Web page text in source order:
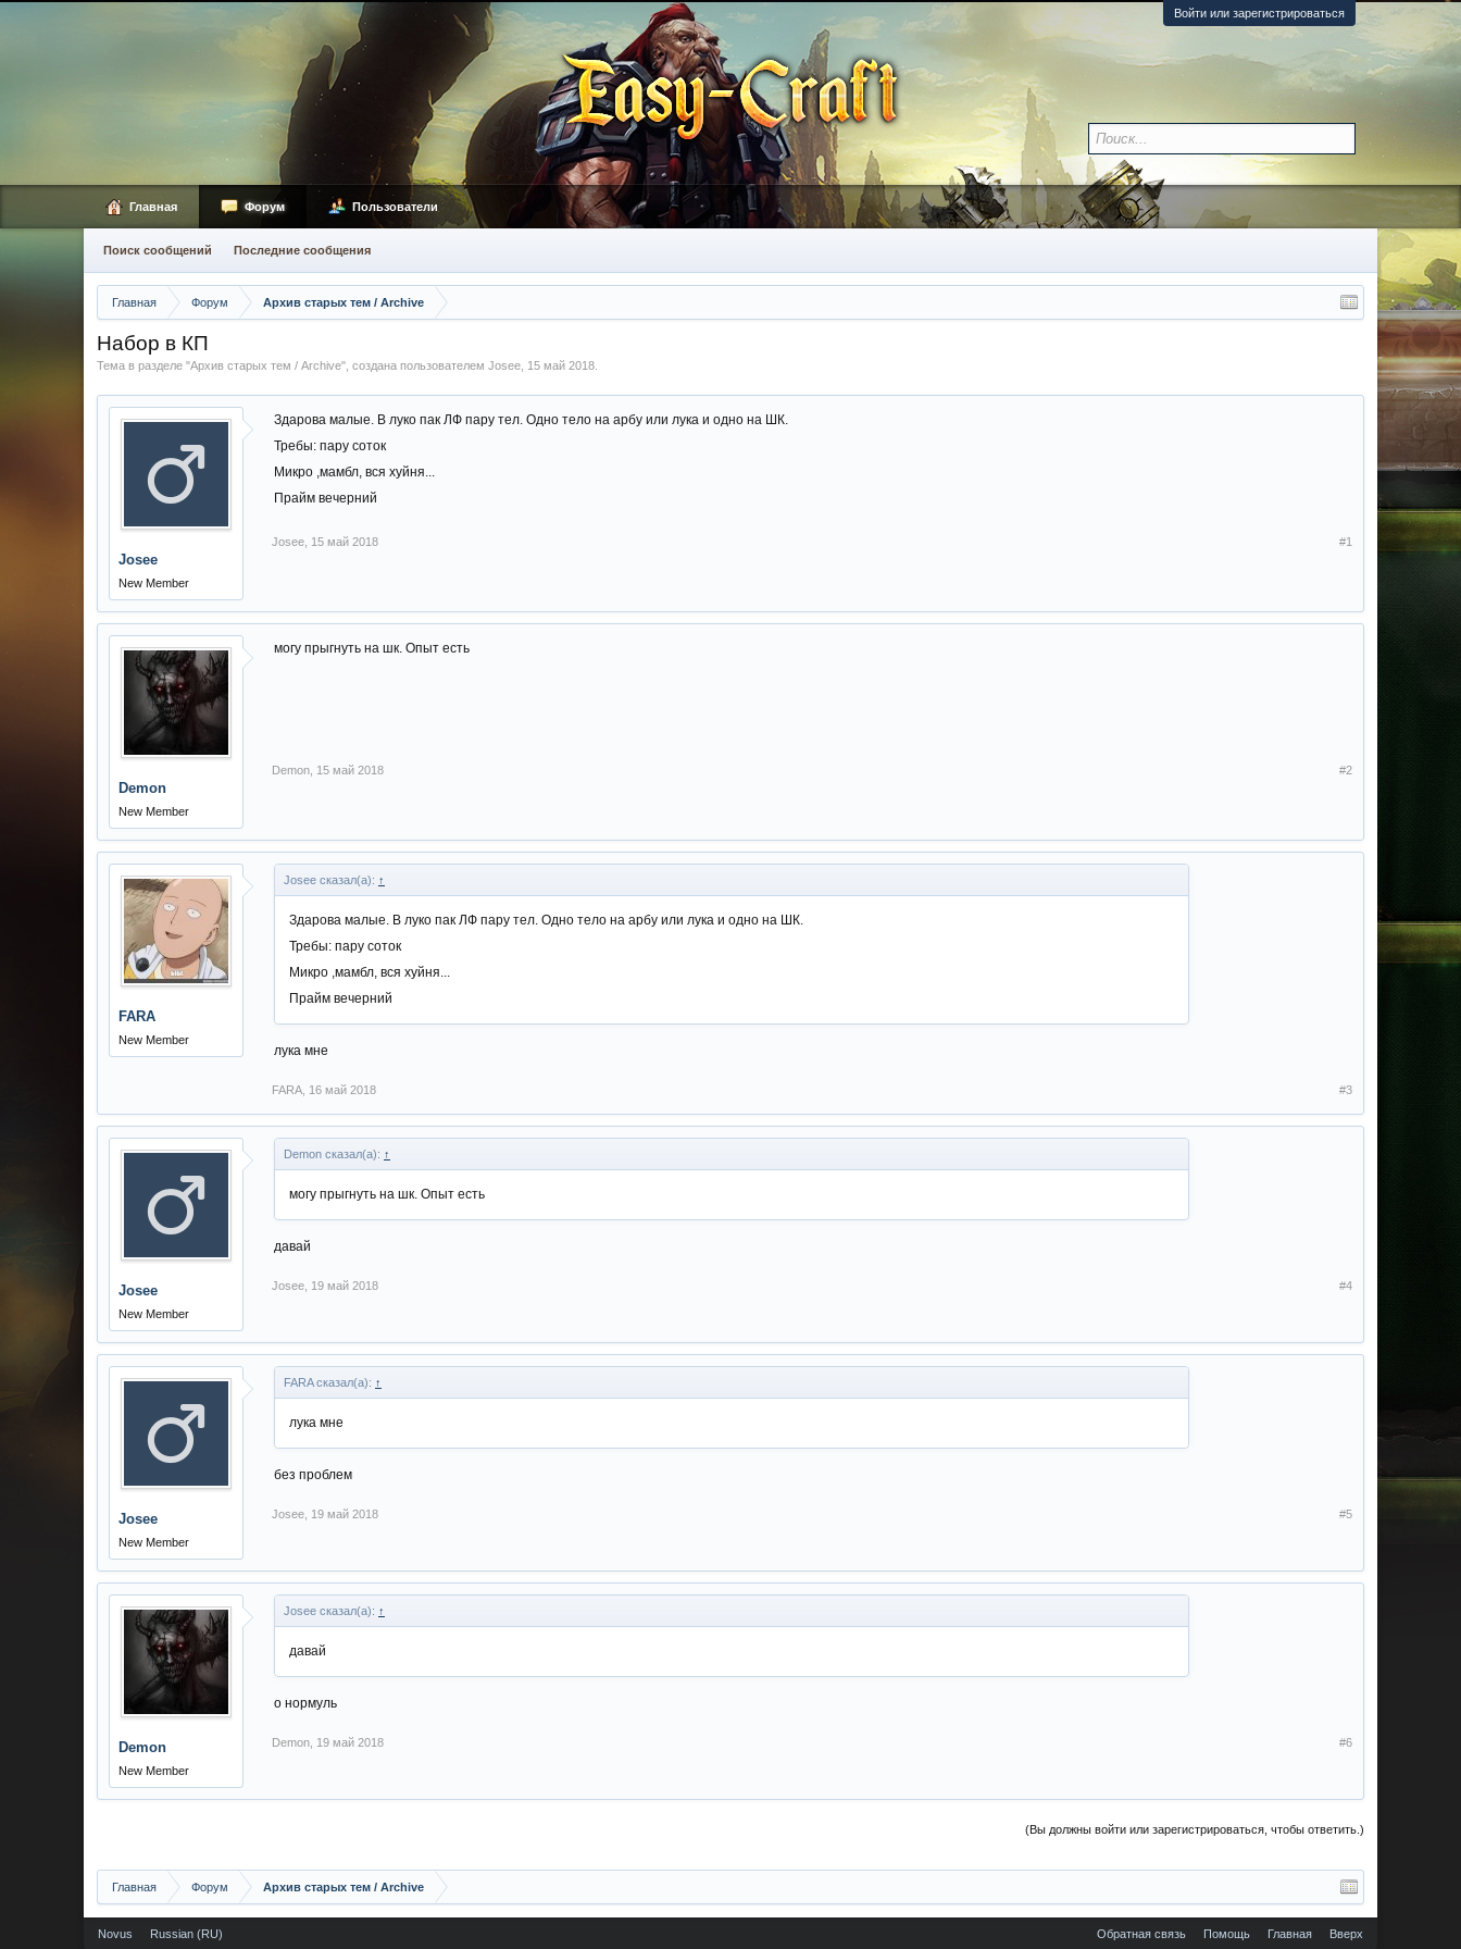
Войти или зарегистрироваться
Главная Форум Архив старых тем / Archive
Набор в КП
Тема в разделе "Архив старых тем / Archive", создана пользователем Josee 15 май 2018
Josee
New Member
Здарова малые. В луко пак ЛФ пару тел. Одно тело на арбу или лука и одно на ШК.
Требы: пару соток
Микро ,мамбл, вся хуйня...
Прайм вечерний
Josee 15 май 2018 #1
Demon
New Member
могу прыгнуть на шк. Опыт есть
Demon 15 май 2018 #2
FARA
New Member
Josee сказал(а): ↑
Здарова малые. В луко пак ЛФ пару тел. Одно тело на арбу или лука и одно на ШК.
Требы: пару соток
Микро ,мамбл, вся хуйня...
Прайм вечерний
лука мне
FARA 16 май 2018 #3
Josee
New Member
Demon сказал(а): ↑
могу прыгнуть на шк. Опыт есть
давай
Josee 19 май 2018 #4
Josee
New Member
FARA сказал(а): ↑
лука мне
без проблем
Josee 19 май 2018 #5
Demon
New Member
Josee сказал(а): ↑
давай
о нормуль
Demon 19 май 2018 #6
(Вы должны войти или зарегистрироваться, чтобы ответить.)
Главная Форум Архив старых тем / Archive
Главная Форум
Поиск сообщений Последние сообщения
Пользователи
Novus Russian (RU) Обратная связь Помощь Главная Вверх